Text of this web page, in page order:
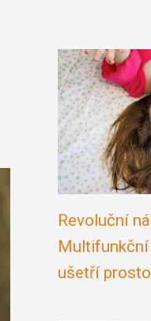
Revoluční
Multifunkční
ušetří